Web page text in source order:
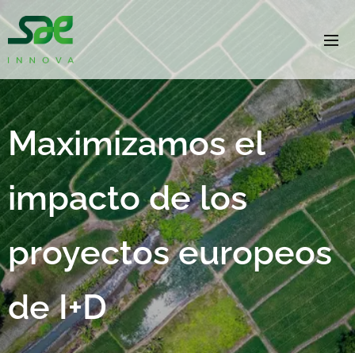
Maximizamos el
impacto de los
proyectos europeos
de I+D